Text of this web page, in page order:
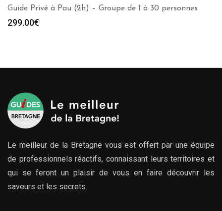
Guide Privé à Pau (2h) – Groupe de 1 à 30 personnes
299.00€
Le meilleur de la Bretagne vous est offert par une équipe
de professionnels réactifs, connaissant leurs territoires et
qui se feront un plaisir de vous en faire découvrir les
saveurs et les secrets.